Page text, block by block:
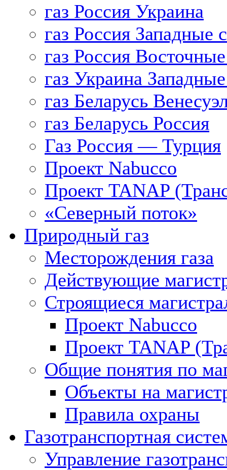
газ Россия Украина
газ Россия Западные
газ Россия
газ Украина
газ Беларусь
газ Беларусь Россия
Газ Россия — Турция
Проект Nabucco
Проект TANAP
«Северный поток»
Природный газ
Месторождения газа
Действующие
Строящиеся
Проект Nabucco
Проект TANAP
Общие понятия по
Объекты на
Правила охраны
Газотранспортная
Управление